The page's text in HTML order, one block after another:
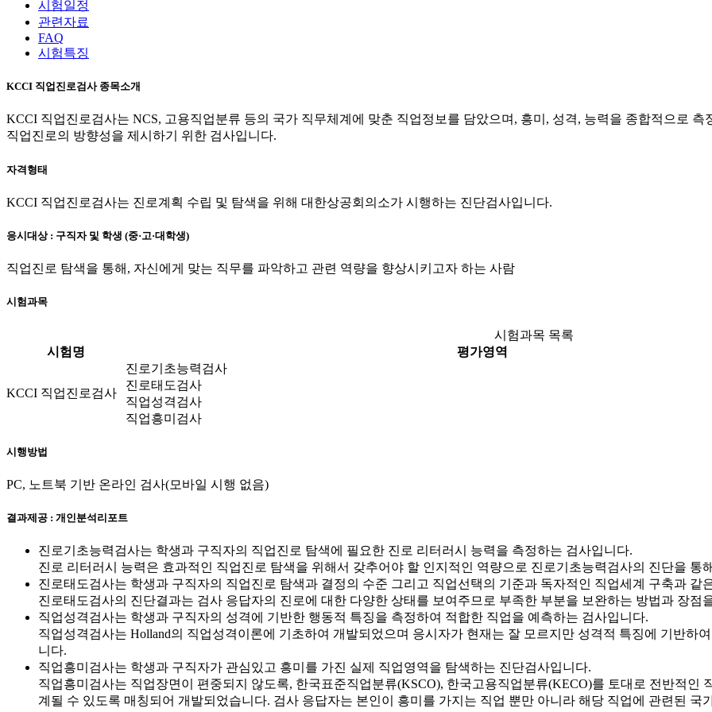
시험일정
관련자료
FAQ
시험특징
KCCI 직업진로검사 종목소개
KCCI 직업진로검사는 NCS, 고용직업분류 등의 국가 직무체계에 맞춘 직업정보를 담았으며, 흥미, 성격, 능력을 종합적으로 측
직업진로의 방향성을 제시하기 위한 검사입니다.
자격형태
KCCI 직업진로검사는 진로계획 수립 및 탐색을 위해 대한상공회의소가 시행하는 진단검사입니다.
응시대상 : 구직자 및 학생 (중·고·대학생)
직업진로 탐색을 통해, 자신에게 맞는 직무를 파악하고 관련 역량을 향상시키고자 하는 사람
시험과목
시험과목 목록
시험명
평가영역
KCCI 직업진로검사
진로기초능력검사
진로태도검사
직업성격검사
직업흥미검사
시행방법
PC, 노트북 기반 온라인 검사(모바일 시행 없음)
결과제공 : 개인분석리포트
진로기초능력검사는 학생과 구직자의 직업진로 탐색에 필요한 진로 리터러시 능력을 측정하는 검사입니다.
진로 리터러시 능력은 효과적인 직업진로 탐색을 위해서 갖추어야 할 인지적인 역량으로 진로기초능력검사의 진단을 통
진로태도검사는 학생과 구직자의 직업진로 탐색과 결정의 수준 그리고 직업선택의 기준과 독자적인 직업세계 구축과 같
진로태도검사의 진단결과는 검사 응답자의 진로에 대한 다양한 상태를 보여주므로 부족한 부분을 보완하는 방법과 장점
직업성격검사는 학생과 구직자의 성격에 기반한 행동적 특징을 측정하여 적합한 직업을 예측하는 검사입니다.
직업성격검사는 Holland의 직업성격이론에 기초하여 개발되었으며 응시자가 현재는 잘 모르지만 성격적 특징에 기반하
니다.
직업흥미검사는 학생과 구직자가 관심있고 흥미를 가진 실제 직업영역을 탐색하는 진단검사입니다.
직업흥미검사는 직업장면이 편중되지 않도록, 한국표준직업분류(KSCO), 한국고용직업분류(KECO)를 토대로 전반적인
계될 수 있도록 매칭되어 개발되었습니다. 검사 응답자는 본인이 흥미를 가지는 직업 뿐만 아니라 해당 직업에 관련된 국